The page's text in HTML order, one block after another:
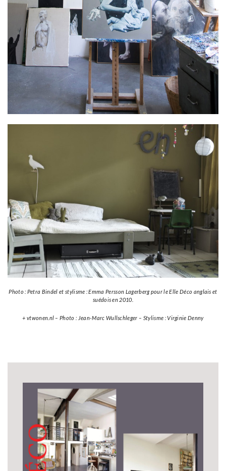
Photo : Petra Bindel et stylisme : Emma Persson Lagerberg pour le Elle Déco anglais et
suédois en 2010.
+ vtwonen.nl – Photo : Jean-Marc Wullschleger – Stylisme : Virginie Denny